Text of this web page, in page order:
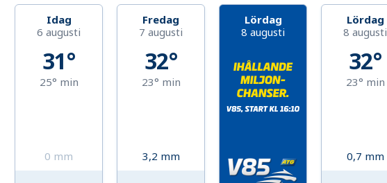
Idag
6 augusti
31°
25° min
0 mm
Fredag
7 augusti
32°
23° min
3,2 mm
Lördag
8 augusti
Lördag
8 augusti
32°
23° min
0,7 mm